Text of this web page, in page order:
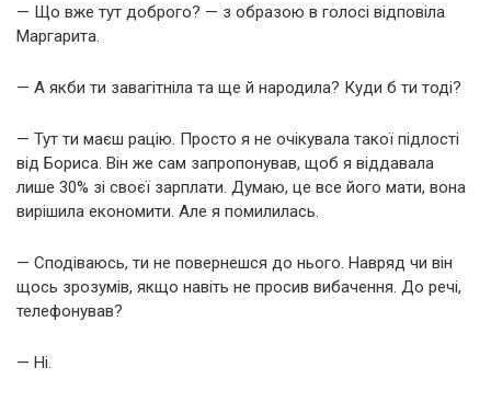
— Що вже тут доброго? — з образою в голосі відповіла
Маргарита.
— А якби ти завагітніла та ще й народила? Куди б ти тоді?
— Тут ти маєш рацію. Просто я не очікувала такої підлості
від Бориса. Він же сам запропонував, щоб я віддавала
лише 30% зі своєї зарплати. Думаю, це все його мати, вона
вирішила економити. Але я помилилась.
— Сподіваюсь, ти не повернешся до нього. Навряд чи він
щось зрозумів, якщо навіть не просив вибачення. До речі,
телефонував?
— Ні.